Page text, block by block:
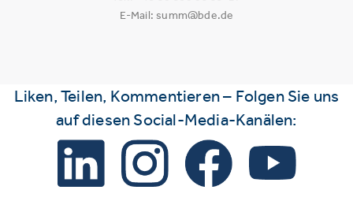
E-Mail: summ@bde.de
Liken, Teilen, Kommentieren – Folgen Sie uns
auf diesen Social-Media-Kanälen: